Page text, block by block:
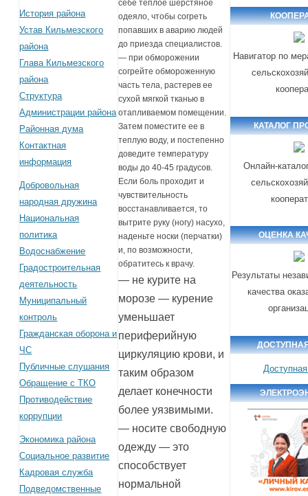
История района
Устав Кильмезского
района
Глава Кильмезского
района
Структура
Администрации района
Районная дума
Контактная
информация
Добровольная
народная дружина
Национальная
политика
Водоснабжение
Градостроительная
деятельность
Муниципальный
контроль
Гражданская оборона и
ЧС
Публичные слушания
Обращение с ТКО
Противодействие
коррупции
Экономика района
Социальное развитие
Кадровая служба
Подведомственные
себе теплое шерстяное
одеяло, чтобы согреть
попавших в аварию людей
до приезда специалистов.
— при обморожении
согрейте обмороженную
часть тела, растерев ее
сухой мягкой тканью в
отапливаемом помещении.
Затем поместите ее в
теплую воду, и постепенно
доведите температуру
воды до 40-45 градусов.
Если боль проходит и
чувствительность
восстанавливается, то
вытрите руку (ногу) насухо,
наденьте носки (перчатки)
и, по возможности,
обратитесь к врачу.
— не курите на
морозе — курение
уменьшает
периферийную
циркуляцию крови, и
таким образом
делает конечности
более уязвимыми.
— носите свободную
одежду — это
способствует
нормальной
Навигатор по
КАТАЛОГ
Онлайн-
ОЦЕНКА
Результаты
качества